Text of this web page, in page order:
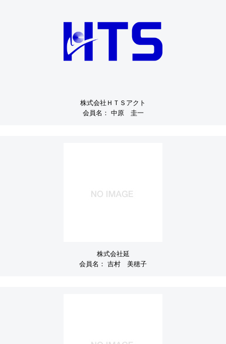
株式会社ＨＴＳアクト
会員名： 中原 圭一
株式会社延
会員名： 吉村 美穂子